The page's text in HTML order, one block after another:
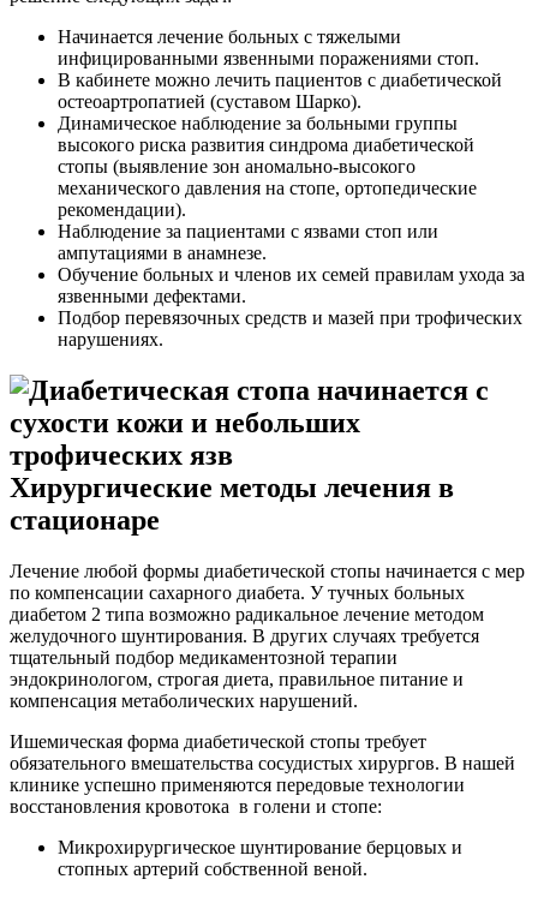
Начинается лечение больных с тяжелыми
инфицированными язвенными поражениями стоп.
В кабинете можно лечить пациентов с диабетической
остеоартропатией (суставом Шарко).
Динамическое наблюдение за больными группы
высокого риска развития синдрома диабетической
стопы (выявление зон аномально-высокого
механического давления на стопе, ортопедические
рекомендации).
Наблюдение за пациентами с язвами стоп или
ампутациями в анамнезе.
Обучение больных и членов их семей правилам ухода за
язвенными дефектами.
Подбор перевязочных средств и мазей при трофических
нарушениях.
Хирургические методы лечения в
стационаре
Лечение любой формы диабетической стопы начинается с мер
по компенсации сахарного диабета. У тучных больных
диабетом 2 типа возможно радикальное лечение методом
желудочного шунтирования. В других случаях требуется
тщательный подбор медикаментозной терапии
эндокринологом, строгая диета, правильное питание и
компенсация метаболических нарушений.
Ишемическая форма диабетической стопы требует
обязательного вмешательства сосудистых хирургов. В нашей
клинике успешно применяются передовые технологии
восстановления кровотока в голени и стопе:
Микрохирургическое шунтирование берцовых и
стопных артерий собственной веной.